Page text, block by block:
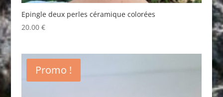
Epingle deux perles céramique colorées
20.00 €
Promo !